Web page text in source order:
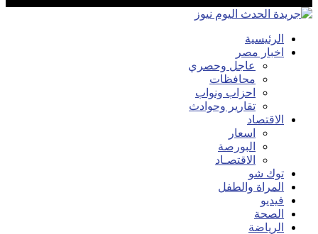
الرئيسية
اخبار مصر
عاجل وحصري
محافظات
احزاب ونواب
تقارير وحوادث
الاقتصاد
اسعار
البورصة
الاقتصـاد
توك شو
المراة والطفل
فيديو
الصحة
الرياضة